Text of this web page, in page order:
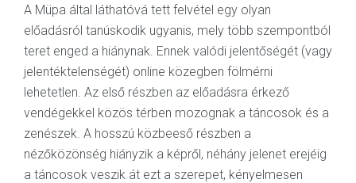
A Müpa által láthatóvá tett felvétel egy olyan
előadásról tanúskodik ugyanis, mely több szempontból
teret enged a hiánynak. Ennek valódi jelentőségét (vagy
jelentéktelenségét) online közegben fölmérni
lehetetlen. Az első részben az előadásra érkező
vendégekkel közös térben mozognak a táncosok és a
zenészek. A hosszú közbeeső részben a
nézőközönség hiányzik a képről, néhány jelenet erejéig
a táncosok veszik át ezt a szerepet, kényelmesen